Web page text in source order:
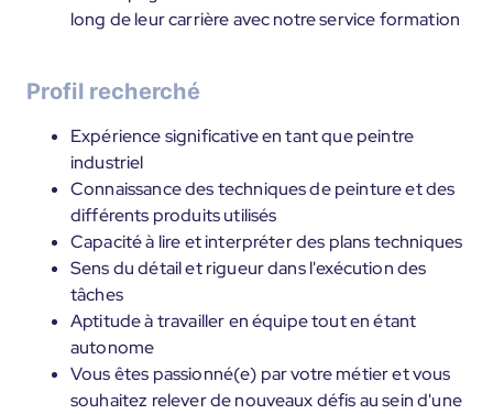
long de leur carrière avec notre service formation
Profil recherché
Expérience significative en tant que peintre
industriel
Connaissance des techniques de peinture et des
différents produits utilisés
Capacité à lire et interpréter des plans techniques
Sens du détail et rigueur dans l'exécution des
tâches
Aptitude à travailler en équipe tout en étant
autonome
Vous êtes passionné(e) par votre métier et vous
souhaitez relever de nouveaux défis au sein d'une